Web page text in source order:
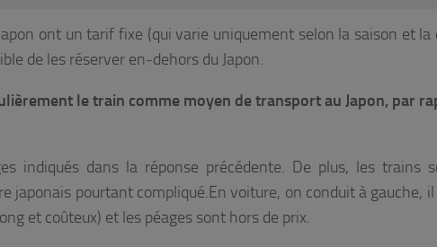
ont un tarif fixe (qui varie uniquement selon la saison et la
de les réserver en-dehors du Japon.
le train comme moyen de transport au Japon, par
indiqués dans la réponse précédente. De plus, les trains
japonais pourtant compliqué.En voiture, on conduit à gauche,
et coûteux) et les péages sont hors de prix.